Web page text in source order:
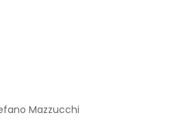
Mazzucchi